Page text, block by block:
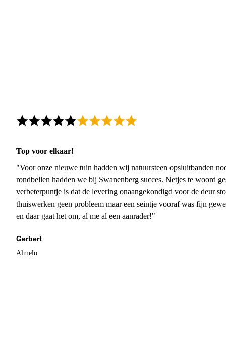
Top voor elkaar!
"Voor onze nieuwe tuin hadden wij natuursteen opsluitbanden
rondbellen hadden we bij Swanenberg succes. Netjes te woord
verbeterpuntje is dat de levering onaangekondigd voor de deur
thuiswerken geen probleem maar een seintje vooraf was fijn
en daar gaat het om, al me al een aanrader!"
Gerbert
Almelo